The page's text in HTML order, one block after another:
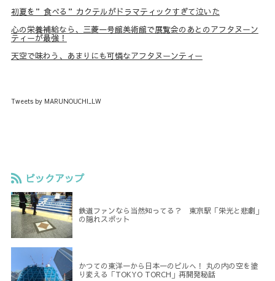
初夏を”食べる”カクテルがドラマティックすぎて泣いた
心の栄養補給なら、三菱一号館美術館で展覧会のあとのアフタヌーン
ティーが最強！
天空で味わう、あまりにも可憐なアフタヌーンティー
Tweets by MARUNOUCHI_LW
ピックアップ
鉄道ファンなら当然知ってる？ 東京駅「栄光と悲劇」
の隠れスポット
かつての東洋一から日本一のビルへ！ 丸の内の空を塗
り変える「TOKYO TORCH」再開発秘話